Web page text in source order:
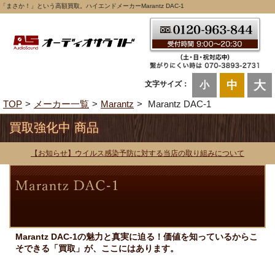
「まさか！」という高額買取。ハイエンドメーカーMarantz DAC-1
文字サイズ： 小 中 大
TOP メーカー一覧 Marantz Marantz DAC-1
買取強化中 商品
【お知らせ】ウイルス感染予防に対する当店の取り組みについて
Marantz DAC-1の魅力と真実に迫る！価値を知っているからこ
そできる「買取」が、ここにはあります。